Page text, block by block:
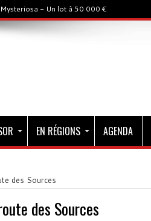
- Un lot à 50 000 €
EN RÉGIONS AGENDA
des Sources
des Sources